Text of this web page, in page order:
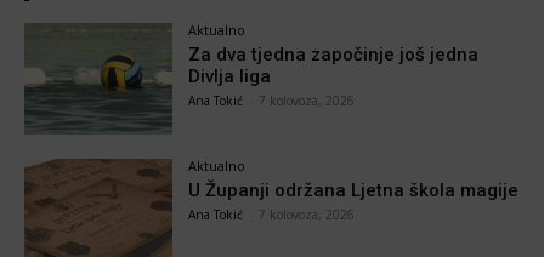
Aktualno
Za dva tjedna započinje još jedna
Divlja liga
Ana Tokić 7 kolovoza, 2026
Aktualno
U Županji održana Ljetna škola magije
Ana Tokić 7 kolovoza, 2026